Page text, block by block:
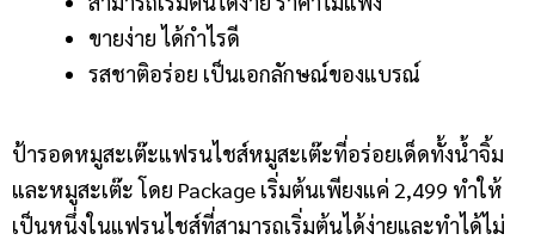
ขายง่าย ได้กำไรดี
รสชาติอร่อย เป็นเอกลักษณ์ของแบรณ์
ป้ารอดหมูสะเต๊ะแฟรนไชส์หมูสะเต๊ะที่อร่อยเด็ดทั้งน้ำจิ้ม
และหมูสะเต๊ะ โดย Package เริ่มต้นเพียงแค่ 2,499 ทำให้
เป็นหนึ่งในแฟรนไชส์ที่สามารถเริ่มต้นได้ง่ายและทำได้ไม่